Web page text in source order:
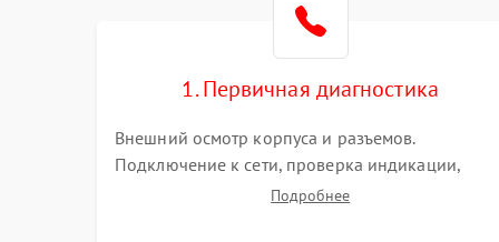
1. Первичная диагностика
Внешний осмотр корпуса и разъемов.
Подключение к сети, проверка индикации,
звуковых сигналов и кодов ошибок. Измерение
Подробнее